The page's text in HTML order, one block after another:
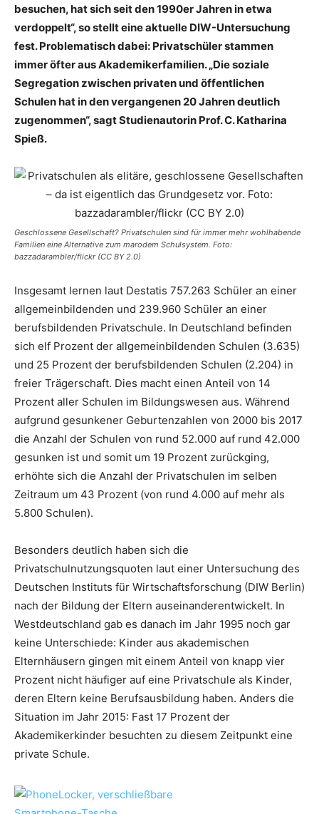
besuchen, hat sich seit den 1990er Jahren in etwa
verdoppelt“, so stellt eine aktuelle DIW-Untersuchung
fest. Problematisch dabei: Privatschüler stammen
immer öfter aus Akademikerfamilien. „Die soziale
Segregation zwischen privaten und öffentlichen
Schulen hat in den vergangenen 20 Jahren deutlich
zugenommen“, sagt Studienautorin Prof. C. Katharina
Spieß.
Geschlossene Gesellschaft? Privatschulen sind für immer mehr wohlhabende
Familien eine Alternative zum marodem Schulsystem. Foto:
bazzadarambler/flickr (CC BY 2.0)
Insgesamt lernen laut Destatis 757.263 Schüler an einer
allgemeinbildenden und 239.960 Schüler an einer
berufsbildenden Privatschule. In Deutschland befinden
sich elf Prozent der allgemeinbildenden Schulen (3.635)
und 25 Prozent der berufsbildenden Schulen (2.204) in
freier Trägerschaft. Dies macht einen Anteil von 14
Prozent aller Schulen im Bildungswesen aus. Während
aufgrund gesunkener Geburtenzahlen von 2000 bis 2017
die Anzahl der Schulen von rund 52.000 auf rund 42.000
gesunken ist und somit um 19 Prozent zurückging,
erhöhte sich die Anzahl der Privatschulen im selben
Zeitraum um 43 Prozent (von rund 4.000 auf mehr als
5.800 Schulen).
Besonders deutlich haben sich die
Privatschulnutzungsquoten laut einer Untersuchung des
Deutschen Instituts für Wirtschaftsforschung (DIW Berlin)
nach der Bildung der Eltern auseinanderentwickelt. In
Westdeutschland gab es danach im Jahr 1995 noch gar
keine Unterschiede: Kinder aus akademischen
Elternhäusern gingen mit einem Anteil von knapp vier
Prozent nicht häufiger auf eine Privatschule als Kinder,
deren Eltern keine Berufsausbildung haben. Anders die
Situation im Jahr 2015: Fast 17 Prozent der
Akademikerkinder besuchten zu diesem Zeitpunkt eine
private Schule.